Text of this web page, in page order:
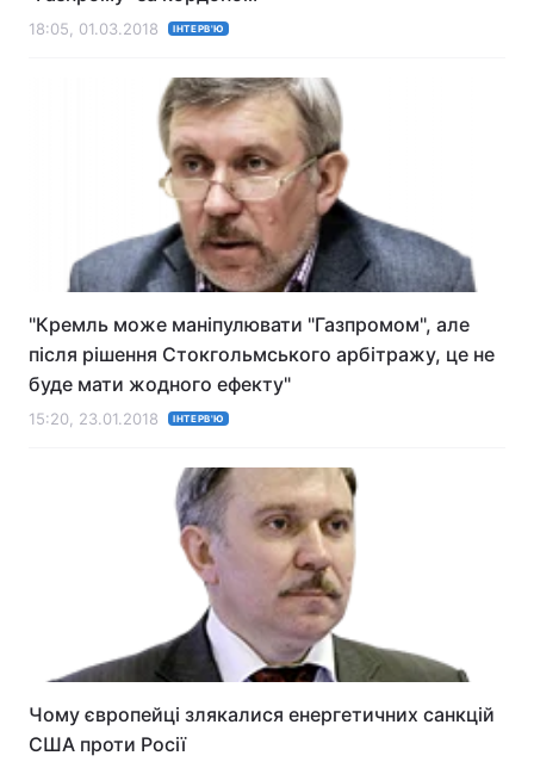
18:05, 01.03.2018 ІНТЕРВ'Ю
"Кремль може маніпулювати "Газпромом", але
після рішення Стокгольмського арбітражу, це не
буде мати жодного ефекту"
15:20, 23.01.2018 ІНТЕРВ'Ю
Чому європейці злякалися енергетичних санкцій
США проти Росії